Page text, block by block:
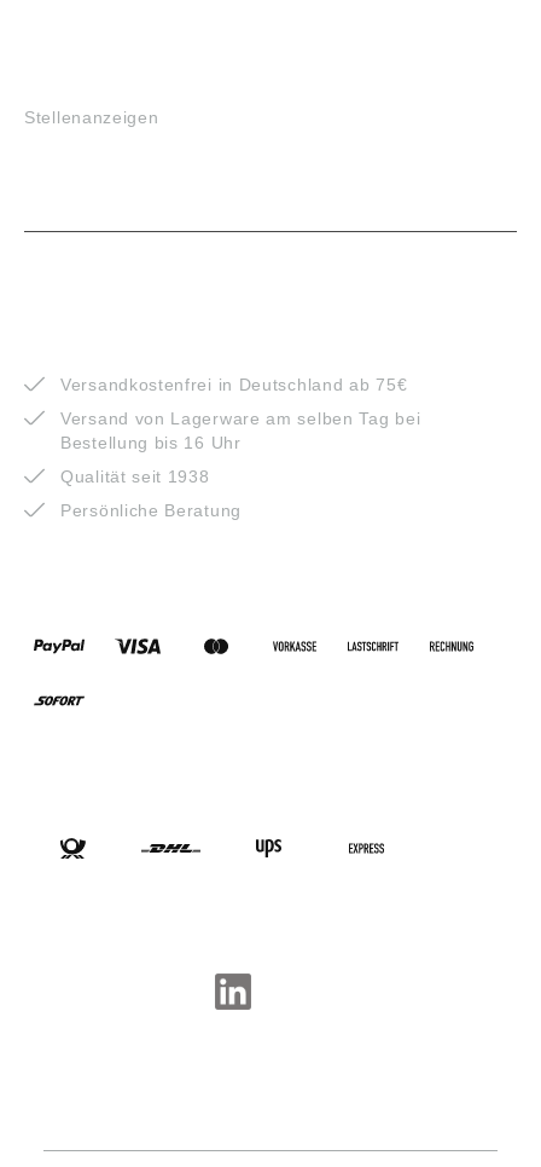
Stellenanzeigen
Versandkostenfrei in Deutschland ab 75€
Versand von Lagerware am selben Tag bei
Bestellung bis 16 Uhr
Qualität seit 1938
Persönliche Beratung